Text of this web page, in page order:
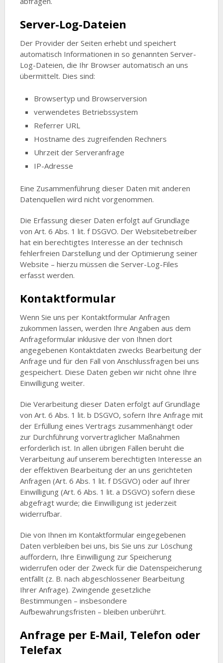
Server-Log-Dateien
Der Provider der Seiten erhebt und speichert
automatisch Informationen in so genannten Server-
Log-Dateien, die Ihr Browser automatisch an uns
übermittelt. Dies sind:
Browsertyp und Browserversion
verwendetes Betriebssystem
Referrer URL
Hostname des zugreifenden Rechners
Uhrzeit der Serveranfrage
IP-Adresse
Eine Zusammenführung dieser Daten mit anderen
Datenquellen wird nicht vorgenommen.
Die Erfassung dieser Daten erfolgt auf Grundlage
von Art. 6 Abs. 1 lit. f DSGVO. Der Websitebetreiber
hat ein berechtigtes Interesse an der technisch
fehlerfreien Darstellung und der Optimierung seiner
Website – hierzu müssen die Server-Log-Files
erfasst werden.
Kontaktformular
Wenn Sie uns per Kontaktformular Anfragen
zukommen lassen, werden Ihre Angaben aus dem
Anfrageformular inklusive der von Ihnen dort
angegebenen Kontaktdaten zwecks Bearbeitung der
Anfrage und für den Fall von Anschlussfragen bei uns
gespeichert. Diese Daten geben wir nicht ohne Ihre
Einwilligung weiter.
Die Verarbeitung dieser Daten erfolgt auf Grundlage
von Art. 6 Abs. 1 lit. b DSGVO, sofern Ihre Anfrage mit
der Erfüllung eines Vertrags zusammenhängt oder
zur Durchführung vorvertraglicher Maßnahmen
erforderlich ist. In allen übrigen Fällen beruht die
Verarbeitung auf unserem berechtigten Interesse an
der effektiven Bearbeitung der an uns gerichteten
Anfragen (Art. 6 Abs. 1 lit. f DSGVO) oder auf Ihrer
Einwilligung (Art. 6 Abs. 1 lit. a DSGVO) sofern diese
abgefragt wurde; die Einwilligung ist jederzeit
widerrufbar.
Die von Ihnen im Kontaktformular eingegebenen
Daten verbleiben bei uns, bis Sie uns zur Löschung
auffordern, Ihre Einwilligung zur Speicherung
widerrufen oder der Zweck für die Datenspeicherung
entfällt (z. B. nach abgeschlossener Bearbeitung
Ihrer Anfrage). Zwingende gesetzliche
Bestimmungen – insbesondere
Aufbewahrungsfristen – bleiben unberührt.
Anfrage per E-Mail, Telefon oder
Telefax